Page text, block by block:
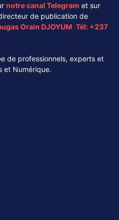
notre canal Telegram et sur
de publication de
Orain DJOYUM. Tél: +237
de professionnels, experts et
et Numérique.